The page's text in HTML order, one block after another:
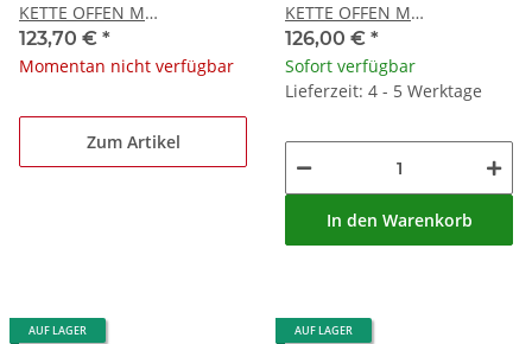
KETTE OFFEN M
NIETSCHLOSS
123,70 € *
Momentan nicht verfügbar
Zum Artikel
KETTE OFFEN M
NIETSCHLOSS
126,00 € *
Sofort verfügbar
Lieferzeit: 4 - 5 Werktage
In den Warenkorb
AUF LAGER AUF LAGER